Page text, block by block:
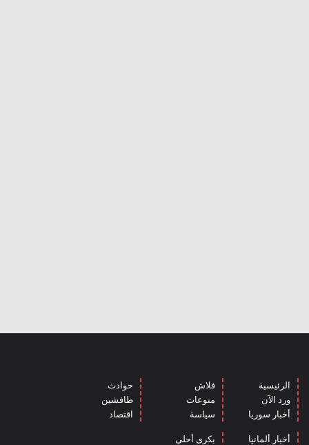
الرئيسية
ورد الآن
أخبار سوريا
فلاش
منوعات
سياسة
حوادث
طافشين
اقتصاد
أخبار ألمانيا
بكرى أحلى